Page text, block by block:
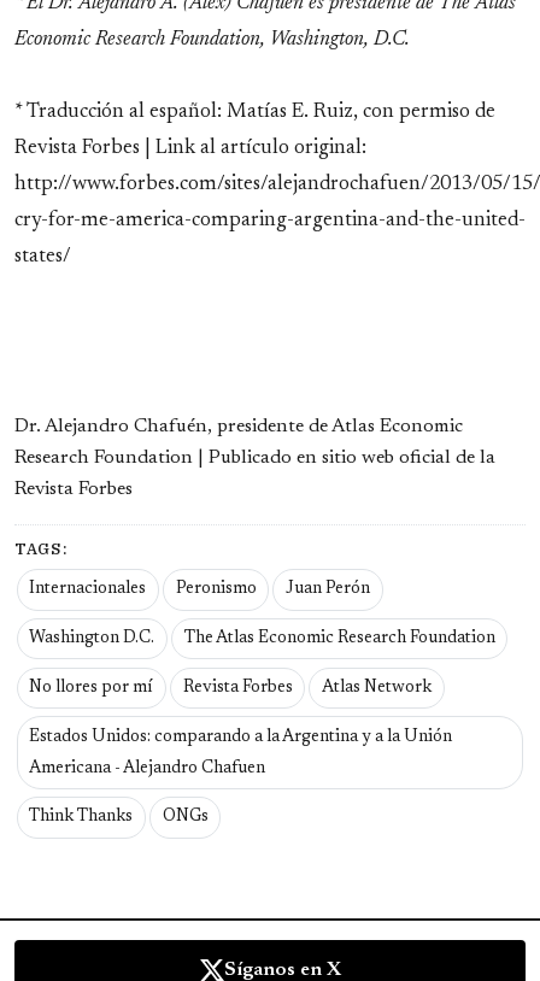
Economic Research Foundation, Washington, D.C.
* Traducción al español: Matías E. Ruiz, con permiso de
Revista Forbes | Link al artículo original:
http://www.forbes.com/sites/alejandrochafuen/2013/05/
cry-for-me-america-comparing-argentina-and-the-united-
states/
Dr. Alejandro Chafuén, presidente de Atlas Economic
Research Foundation | Publicado en sitio web oficial de la
Revista Forbes
TAGS:
Internacionales Peronismo Juan Perón
Washington D.C. The Atlas Economic Research Foundation
No llores por mí Revista Forbes Atlas Network
Estados Unidos: comparando a la Argentina y a la Unión
Americana - Alejandro Chafuen
Think Thanks ONGs
Síganos en X